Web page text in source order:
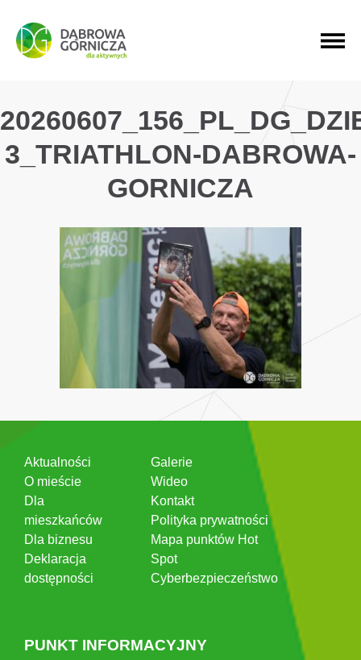
PRZEJDŹ DO MENU GŁÓWNEGO
PRZEJDŹ DO WYSZUKIWARKI
PRZEJDŹ DO TREŚCI
3_TRIATHLON-DABROWA-
GORNICZA
Aktualności
O mieście
Dla
mieszkańców
Dla biznesu
Deklaracja
dostępności
Galerie
Wideo
Kontakt
Polityka prywatności
Mapa punktów Hot
Spot
Cyberbezpieczeństwo
PUNKT INFORMACYJNY